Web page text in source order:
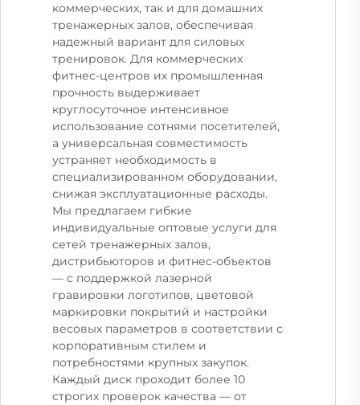
коммерческих, так и для домашних
тренажерных залов, обеспечивая
надежный вариант для силовых
тренировок. Для коммерческих
фитнес-центров их промышленная
прочность выдерживает
круглосуточное интенсивное
использование сотнями посетителей,
а универсальная совместимость
устраняет необходимость в
специализированном оборудовании,
снижая эксплуатационные расходы.
Мы предлагаем гибкие
индивидуальные оптовые услуги для
сетей тренажерных залов,
дистрибьюторов и фитнес-объектов
— с поддержкой лазерной
гравировки логотипов, цветовой
маркировки покрытий и настройки
весовых параметров в соответствии с
корпоративным стилем и
потребностями крупных закупок.
Каждый диск проходит более 10
строгих проверок качества — от